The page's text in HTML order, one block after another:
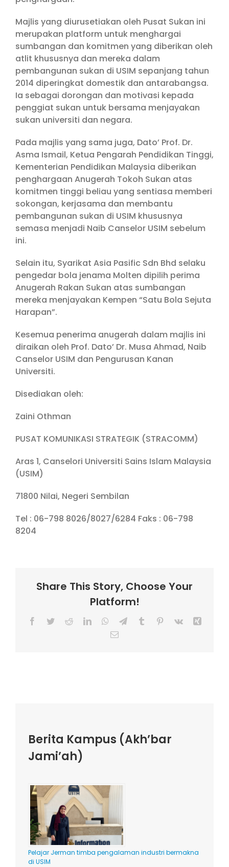
Majlis yang diurusetiakan oleh Pusat Sukan ini
merupakan platform untuk menghargai
sumbangan dan komitmen yang diberikan oleh
atlit khususnya dan mereka dalam
pembangunan sukan di USIM sepanjang tahun
2014 diperingkat domestik dan antarabangsa.
Ia sebagai dorongan dan motivasi kepada
penggiat sukan untuk bersama menjayakan
sukan universiti dan negara.
Pada majlis yang sama juga, Dato’ Prof. Dr.
Asma Ismail, Ketua Pengarah Pendidikan Tinggi,
Kementerian Pendidikan Malaysia diberikan
penghargaan Anugerah Tokoh Sukan atas
komitmen tinggi beliau yang sentiasa memberi
sokongan, kerjasama dan membantu
pembangunan sukan di USIM khususnya
semasa menjadi Naib Canselor USIM sebelum
ini.
Selain itu, Syarikat Asia Pasific Sdn Bhd selaku
pengedar bola jenama Molten dipilih perima
Anugerah Rakan Sukan atas sumbangan
mereka menjayakan Kempen “Satu Bola Sejuta
Harapan”.
Kesemua penerima anugerah dalam majlis ini
diraikan oleh Prof. Dato’ Dr. Musa Ahmad, Naib
Canselor USIM dan Pengurusan Kanan
Universiti.
Disediakan oleh:
Zaini Othman
PUSAT KOMUNIKASI STRATEGIK (STRACOMM)
Aras 1, Canselori Universiti Sains Islam Malaysia
(USIM)
71800 Nilai, Negeri Sembilan
Tel : 06-798 8026/8027/6284 Faks : 06-798
8204
Share This Story, Choose Your
Platform!
Facebook
TwitterRedditLinkedInWhatsApp
TelegramTumblr Pinterest
Vk
Email
Berita Kampus (Akh’bar
Jami’ah)
Pelajar Jerman timba pengalaman industri bermakna
di USIM